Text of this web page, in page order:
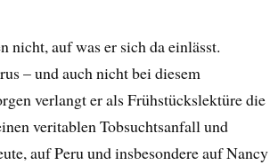
nicht, auf was er sich da einlässt.
– und auch nicht bei diesem
verlangt er als Frühstückslektüre die
veritablen Tobsuchtsanfall und
auf Peru und insbesondere auf Nancy